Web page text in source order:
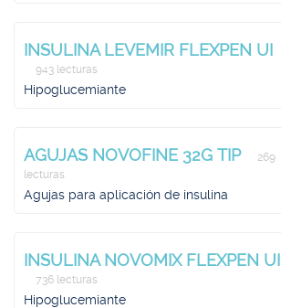
INSULINA LEVEMIR FLEXPEN UI
943 lecturas
Hipoglucemiante
AGUJAS NOVOFINE 32G TIP
269
lecturas
Agujas para aplicación de insulina
INSULINA NOVOMIX FLEXPEN UI
736 lecturas
Hipoglucemiante